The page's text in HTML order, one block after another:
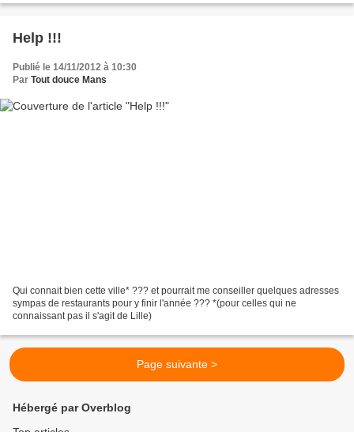
Help !!!
Publié le 14/11/2012 à 10:30
Par Tout douce Mans
Qui connait bien cette ville* ??? et pourrait me conseiller quelques adresses
sympas de restaurants pour y finir l'année ??? *(pour celles qui ne
connaissant pas il s'agit de Lille)
Page suivante >
Hébergé par Overblog